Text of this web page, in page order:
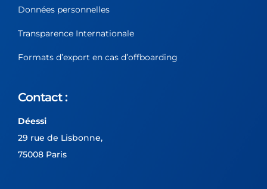
Données personnelles
Transparence Internationale
Formats d’export en cas d’offboarding
Contact :
Déessi
29 rue de Lisbonne,
75008 Paris